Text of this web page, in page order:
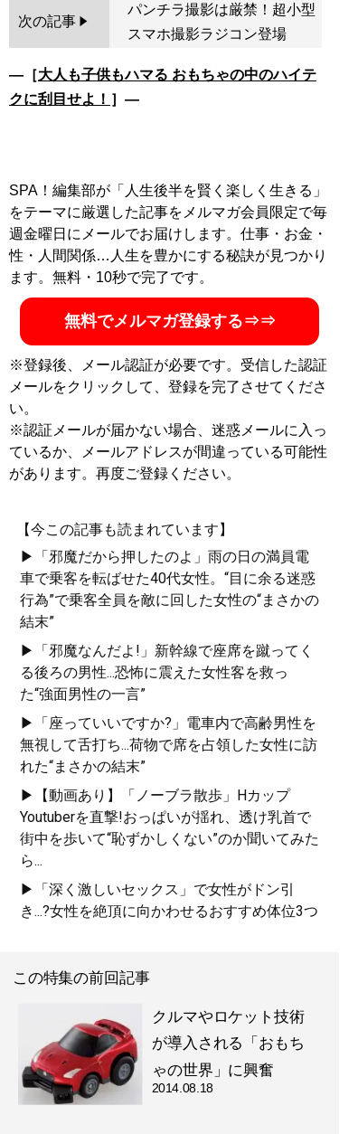
次の記事
パンチラ撮影は厳禁！超小型
スマホ撮影ラジコン登場
―［大人も子供もハマる おもちゃの中のハイテ
クに刮目せよ！ ］―
SPA！編集部が「人生後半を賢く楽しく生きる」
をテーマに厳選した記事をメルマガ会員限定で毎
週金曜日にメールでお届けします。仕事・お金・
性・人間関係…人生を豊かにする秘訣が見つかり
ます。無料・10秒で完了です。
無料でメルマガ登録する⇒⇒
※登録後、メール認証が必要です。受信した認証
メールをクリックして、登録を完了させてくださ
い。
※認証メールが届かない場合、迷惑メールに入っ
ているか、メールアドレスが間違っている可能性
があります。再度ご登録ください。
【今この記事も読まれています】
▶「邪魔だから押したのよ」雨の日の満員電
車で乗客を転ばせた40代女性。“目に余る迷惑
行為”で乗客全員を敵に回した女性の“まさかの
結末”
▶「邪魔なんだよ!」新幹線で座席を蹴ってく
る後ろの男性...恐怖に震えた女性客を救っ
た“強面男性の一言”
▶「座っていいですか?」電車内で高齢男性を
無視して舌打ち...荷物で席を占領した女性に訪
れた“まさかの結末”
▶【動画あり】「ノーブラ散歩」Hカップ
Youtuberを直撃!おっぱいが揺れ、透け乳首で
街中を歩いて“恥ずかしくない”のか聞いてみた
ら...
▶「深く激しいセックス」で女性がドン引
き...?女性を絶頂に向かわせるおすすめ体位3つ
この特集の前回記事
クルマやロケット技術
が導入される「おもち
ゃの世界」に興奮
2014.08.18